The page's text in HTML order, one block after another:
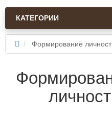
КАТЕГОРИИ
Формирование